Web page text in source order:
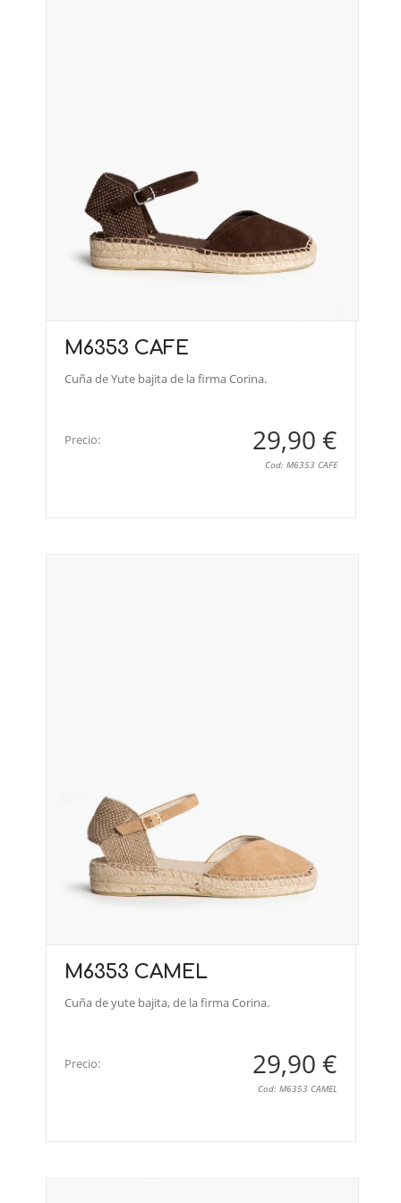
M6353 CAFE
Cuña de Yute bajita de la firma Corina.
Precio: 29,90 €
Cod: M6353 CAFE
M6353 CAMEL
Cuña de yute bajita, de la firma Corina.
Precio: 29,90 €
Cod: M6353 CAMEL